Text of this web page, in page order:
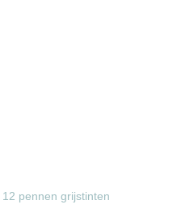
pennen grijstinten